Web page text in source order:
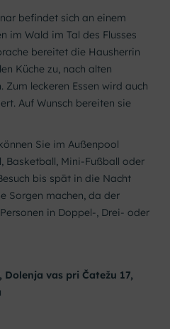
befindet sich an einem
im Wald im Tal des Flusses
bereitet die Hausherrin
Küche zu, nach alten
Zum leckeren Essen wird auch
Auf Wunsch bereiten sie
Sie im Außenpool
Basketball, Mini-Fußball oder
bis spät in die Nacht
Sorgen machen, da der
in Doppel-, Drei- oder
vas pri Čatežu 17,